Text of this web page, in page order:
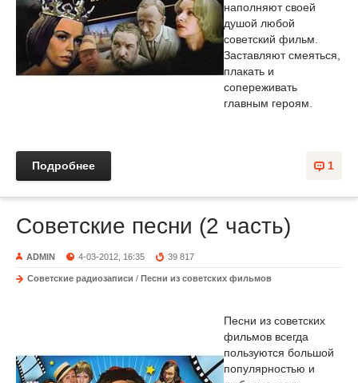
наполняют своей
душой любой
советский фильм.
Заставляют смеяться,
плакать и
сопереживать
главным героям.
1
Подробнее
Советские песни (2 часть)
ADMIN 4-03-2012, 16:35 39 817
Советские радиозаписи / Песни из советских фильмов
Песни из советских
фильмов всегда
пользуются большой
популярностью и